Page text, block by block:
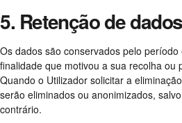
5. Retenção de dados
Os dados são conservados pelo
finalidade que motivou a sua recolha ou
Quando o Utilizador solicitar a
serão eliminados ou anonimizados,
contrário.